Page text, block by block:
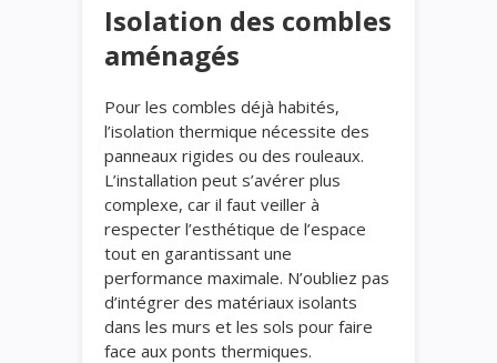
Isolation des combles
aménagés
Pour les combles déjà habités,
l’isolation thermique nécessite des
panneaux rigides ou des rouleaux.
L’installation peut s’avérer plus
complexe, car il faut veiller à
respecter l’esthétique de l’espace
tout en garantissant une
performance maximale. N’oubliez pas
d’intégrer des matériaux isolants
dans les murs et les sols pour faire
face aux ponts thermiques.